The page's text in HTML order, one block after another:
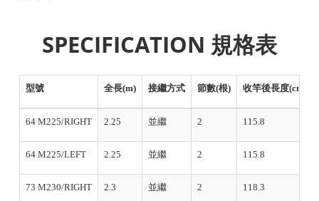
SPECIFICATION 規格表
型號 全長(m) 接繼方式 節數(根) 收竿後長度(cm)
64 M225/RIGHT 2.25 並繼 2 115.8
64 M225/LEFT 2.25 並繼 2 115.8
73 M230/RIGHT 2.3 並繼 2 118.3